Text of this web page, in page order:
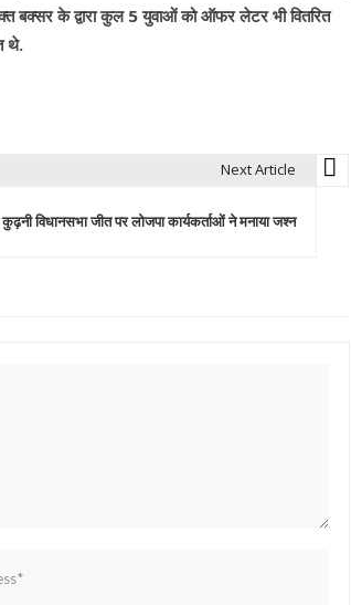
बक्सर के द्वारा कुल 5 युवाओं को ऑफर लेटर भी वितरित
थे.
Next Article
कुढ़नी विधानसभा जीत पर लोजपा कार्यकर्ताओं ने मनाया जश्न